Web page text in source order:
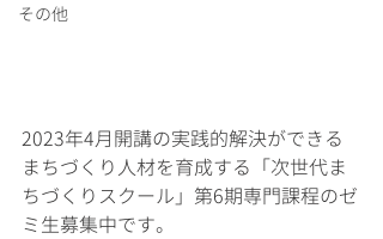
その他
2023年4月開講の実践的解決ができる
まちづくり人材を育成する「次世代ま
ちづくりスクール」第6期専門課程のゼ
ミ生募集中です。